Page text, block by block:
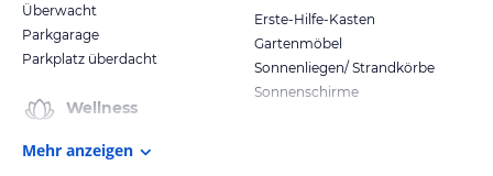
Überwacht
Parkgarage
Parkplatz überdacht
Wellness
Erste-Hilfe-Kasten
Gartenmöbel
Sonnenliegen/ Strandkörbe
Sonnenschirme
Mehr anzeigen